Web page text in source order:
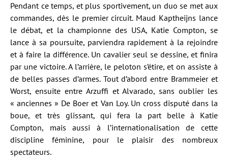
Pendant ce temps, et plus sportivement, un duo se met aux
commandes, dès le premier circuit. Maud Kaptheijns lance
le débat, et la championne des USA, Katie Compton, se
lance à sa poursuite, parviendra rapidement à la rejoindre
et à faire la différence. Un cavalier seul se dessine, et finira
par une victoire. A l’arrière, le peloton s’étire, et on assiste à
de belles passes d’armes. Tout d’abord entre Brammeier et
Worst, ensuite entre Arzuffi et Alvarado, sans oublier les
« anciennes » De Boer et Van Loy. Un cross disputé dans la
boue, et très glissant, qui fera la part belle à Katie
Compton, mais aussi à l’internationalisation de cette
discipline féminine, pour le plaisir des nombreux
spectateurs.